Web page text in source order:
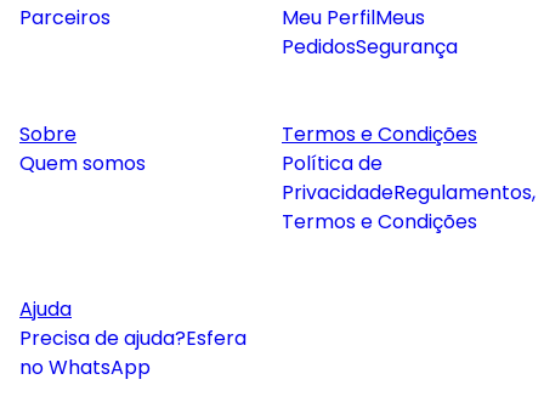
Parceiros
Meu PerfilMeus
PedidosSegurança
Sobre
Quem somos
Termos e Condições
Política de
PrivacidadeRegulamentos,
Termos e Condições
Ajuda
Precisa de ajuda?Esfera
no WhatsApp